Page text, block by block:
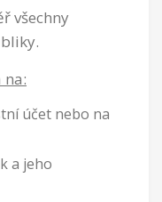
všechny
na:
účet nebo na
a jeho